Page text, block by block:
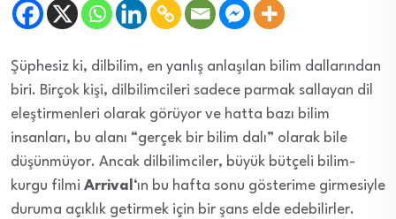
Şüphesiz ki, dilbilim, en yanlış anlaşılan bilim dallarından
biri. Birçok kişi, dilbilimcileri sadece parmak sallayan dil
eleştirmenleri olarak görüyor ve hatta bazı bilim
insanları, bu alanı “gerçek bir bilim dalı” olarak bile
düşünmüyor. Ancak dilbilimciler, büyük bütçeli bilim-
kurgu filmi Arrival ‘ın bu hafta sonu gösterime girmesiyle
duruma açıklık getirmek için bir şans elde edebilirler.